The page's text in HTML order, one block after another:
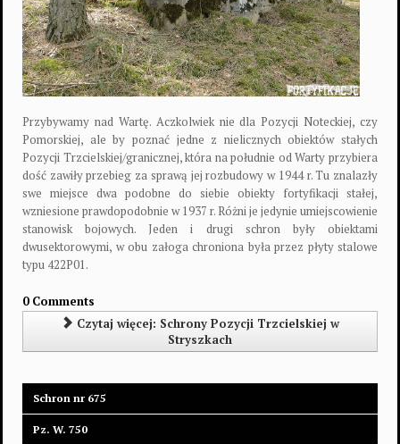
Przybywamy nad Wartę. Aczkolwiek nie dla Pozycji Noteckiej, czy
Pomorskiej, ale by poznać jedne z nielicznych obiektów stałych
Pozycji Trzcielskiej/granicznej, która na południe od Warty przybiera
dość zawiły przebieg za sprawą jej rozbudowy w 1944 r. Tu znalazły
swe miejsce dwa podobne do siebie obiekty fortyfikacji stałej,
wzniesione prawdopodobnie w 1937 r. Różni je jedynie umiejscowienie
stanowisk bojowych. Jeden i drugi schron były obiektami
dwusektorowymi, w obu załoga chroniona była przez płyty stalowe
typu 422P01.
0 Comments
Czytaj więcej: Schrony Pozycji Trzcielskiej w
Stryszkach
Schron nr 675
Pz. W. 750